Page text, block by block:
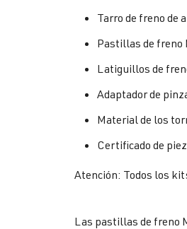
Tarro de freno de
Pastillas de freno
Latiguillos de
Adaptador de
Material de los
Certificado de
Atención: Todos los
Las pastillas de freno